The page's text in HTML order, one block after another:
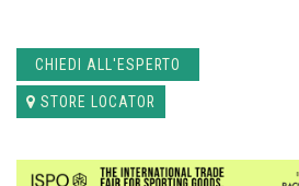
CHIEDI ALL'ESPERTO
STORE LOCATOR